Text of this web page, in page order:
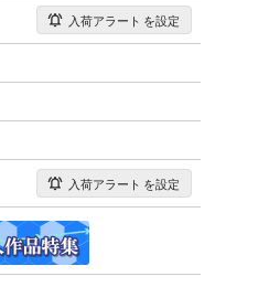
入荷アラート を設定
入荷アラート を設定